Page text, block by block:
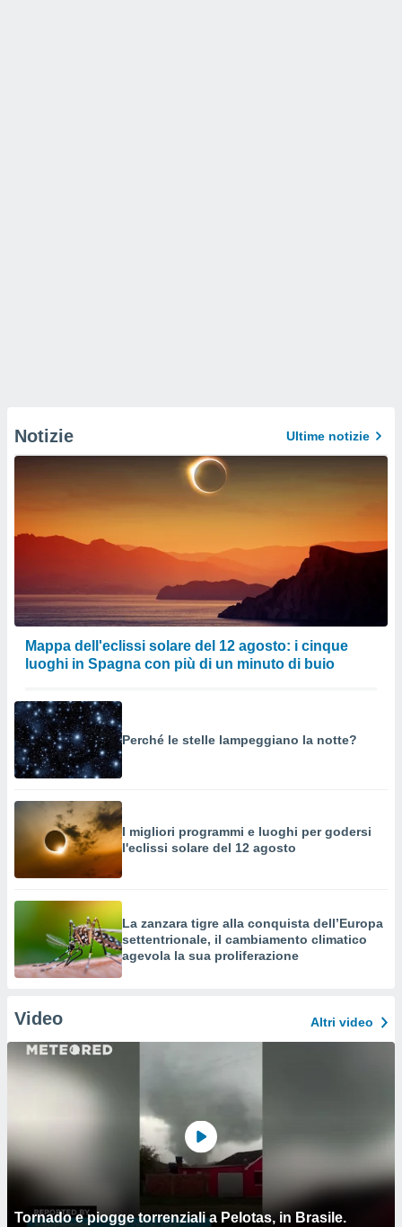
Notizie Ultime notizie
Mappa dell'eclissi solare del 12 agosto: i cinque
luoghi in Spagna con più di un minuto di buio
Perché le stelle lampeggiano la notte?
I migliori programmi e luoghi per godersi
l'eclissi solare del 12 agosto
La zanzara tigre alla conquista dell’Europa
settentrionale, il cambiamento climatico
agevola la sua proliferazione
Video Altri video
Tornado e piogge torrenziali a Pelotas, in Brasile.